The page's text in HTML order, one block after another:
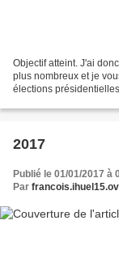
Objectif atteint. J'ai
plus nombreux et je
élections
2017
Publié le 01/01/2017 à
Par